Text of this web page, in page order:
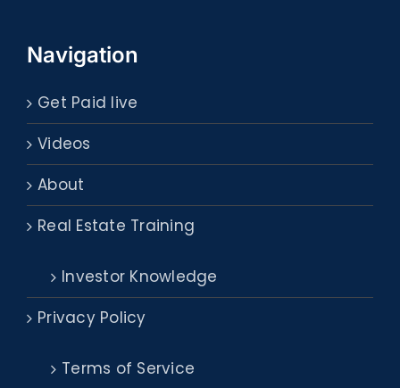
Navigation
Get Paid live
Videos
About
Real Estate Training
Investor Knowledge
Privacy Policy
Terms of Service